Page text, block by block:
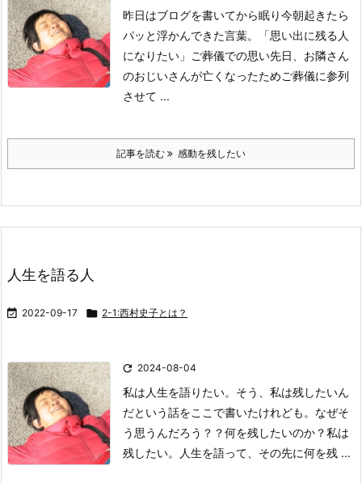
昨日はブログを書いてから眠り今朝起きたら
パッと浮かんできた言葉。
「思い出に残る人
になりたい」 ご葬儀での思い先日、お隣さん
のおじいさんが亡くなったためご葬儀に参列
させて ...
記事を読む 感動を残したい
人生を語る人
 2022-09-17  2-1:西村史子とは？
 2024-08-04
私は人生を語りたい。 そう、私は残したいん
だという話をここで書いたけれども。 なぜそ
う思うんだろう？？何を残したいのか？私は
残したい。
人生を語って、 その先に何を残 ...